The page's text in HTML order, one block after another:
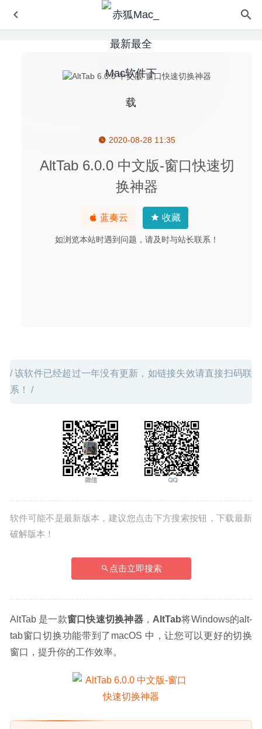
2020-08-28 11:35
AltTab 6.0.0 中文版-窗口快速切
换神器
蓝奏云 收藏
如浏览本站时遇到问题，请及时与站长联系！
/ 该软件已经超过一年没有更新，如链接失效请直接扫码联
系！ /
软件可能不是最新版本，建议您点击下方搜索按钮，下载最新
破解版本！
点击立即搜索
AltTab 是一款窗口快速切换神器， AltTab将Windows的alt-
tab窗口切换功能带到了macOS 中，让您可以更好的切换
窗口，提升你的工作效率。
Djay Pro 2.2.4 – 专业的DJ打碟软件 2020-08-13
Sound Studio 4.11.0 中文版-专业的音频录制、编辑及格式
转换工具
AltTab 4.5.0 中文版-窗口快速切换神器
ACDSee Photo Studio 6.2.1681 中文版-最好的全能看图工
Codepoint 1.22 中文版-图形字符代码开发工具 2026-02-25